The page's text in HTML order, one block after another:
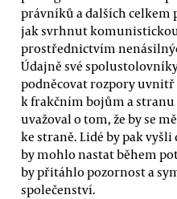
právníků a dalších celkem
jak svrhnut
prostřednictvím
Údajně své
podněcovat rozpory uvnitř
k frakčním bojům a stranu
uvažoval o tom, že by se
ke straně. Lidé by pak
by mohlo nastat během
by přitáhlo pozornost a
společenství.